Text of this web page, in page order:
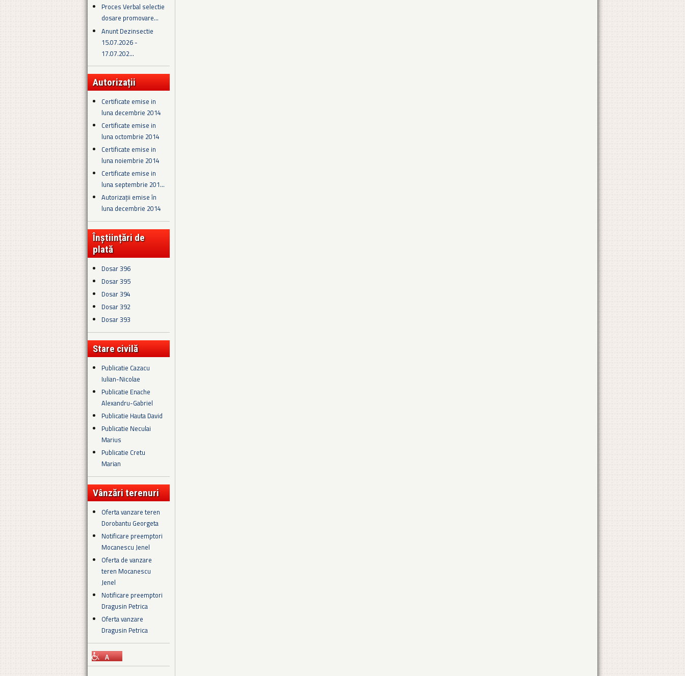
Proces Verbal selectie
dosare promovare...
Anunt Dezinsectie
15.07.2026 -
17.07.202...
Autorizații
Certificate emise in
luna decembrie 2014
Certificate emise in
luna octombrie 2014
Certificate emise in
luna noiembrie 2014
Certificate emise in
luna septembrie 201...
Autorizații emise în
luna decembrie 2014
Înștiințări de
plată
Dosar 396
Dosar 395
Dosar 394
Dosar 392
Dosar 393
Stare civilă
Publicatie Cazacu
Iulian-Nicolae
Publicatie Enache
Alexandru-Gabriel
Publicatie Hauta David
Publicatie Neculai
Marius
Publicatie Cretu
Marian
Vânzări terenuri
Oferta vanzare teren
Dorobantu Georgeta
Notificare preemptori
Mocanescu Jenel
Oferta de vanzare
teren Mocanescu
Jenel
Notificare preemptori
Dragusin Petrica
Oferta vanzare
Dragusin Petrica